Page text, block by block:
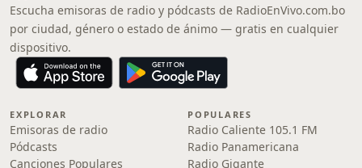
Escucha emisoras de radio y pódcasts de RadioEnVivo.com.bo
por ciudad, género o estado de ánimo — gratis en cualquier
dispositivo.
EXPLORAR
Emisoras de radio
Pódcasts
Canciones Populares
POPULARES
Radio Caliente 105.1 FM
Radio Panamericana
Radio Gigante